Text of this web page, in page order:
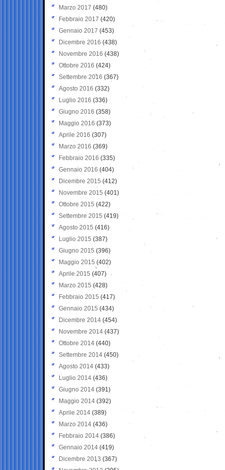
Marzo 2017 (480)
Febbraio 2017 (420)
Gennaio 2017 (453)
Dicembre 2016 (438)
Novembre 2016 (438)
Ottobre 2016 (424)
Settembre 2016 (367)
Agosto 2016 (332)
Luglio 2016 (336)
Giugno 2016 (358)
Maggio 2016 (373)
Aprile 2016 (307)
Marzo 2016 (369)
Febbraio 2016 (335)
Gennaio 2016 (404)
Dicembre 2015 (412)
Novembre 2015 (401)
Ottobre 2015 (422)
Settembre 2015 (419)
Agosto 2015 (416)
Luglio 2015 (387)
Giugno 2015 (396)
Maggio 2015 (402)
Aprile 2015 (407)
Marzo 2015 (428)
Febbraio 2015 (417)
Gennaio 2015 (434)
Dicembre 2014 (454)
Novembre 2014 (437)
Ottobre 2014 (440)
Settembre 2014 (450)
Agosto 2014 (433)
Luglio 2014 (436)
Giugno 2014 (391)
Maggio 2014 (392)
Aprile 2014 (389)
Marzo 2014 (436)
Febbraio 2014 (386)
Gennaio 2014 (419)
Dicembre 2013 (367)